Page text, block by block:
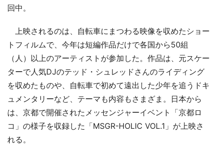
回中。
上映されるのは、自転車にまつわる映像を収めたショー
トフィルムで、今年は短編作品だけで各国から50組
（人）以上のアーティストが参加した。作品は、元スケー
ターで人気DJのテッド・シュレッドさんのライディング
を収めたものや、自転車で初めて遠出した少年を追うドキ
ュメンタリーなど、テーマも内容もさまざま。日本から
は、京都で開催されたメッセンジャーイベント「京都ロ
コ」の様子を収録した「MSGR-HOLIC VOL.1」が上映さ
れる。